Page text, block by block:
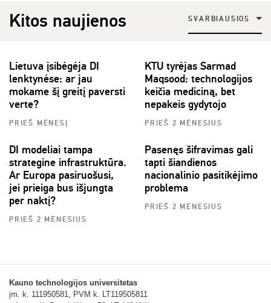
Kitos naujienos SVARBIAUSIOS
Lietuva įsibėgėja DI
lenktynėse: ar jau
mokame šį greitį paversti
verte?
PRIEŠ MĖNESĮ
KTU tyrėjas Sarmad
Maqsood: technologijos
keičia mediciną, bet
nepakeis gydytojo
PRIEŠ 2 MĖNESIUS
DI modeliai tampa
strategine infrastruktūra.
Ar Europa pasiruošusi,
jei prieiga bus išjungta
per naktį?
PRIEŠ 2 MĖNESIUS
Pasenęs šifravimas gali
tapti šiandienos
nacionalinio pasitikėjimo
problema
PRIEŠ 2 MĖNESIUS
Kauno technologijos universitetas
įm. k. 111950581, PVM k. LT119505811